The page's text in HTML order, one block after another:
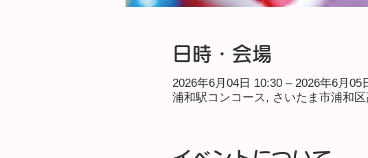
日時・会場
2026年6月04日 10:30 – 2026年6月05
浦和駅コンコース, さいたま市浦和区